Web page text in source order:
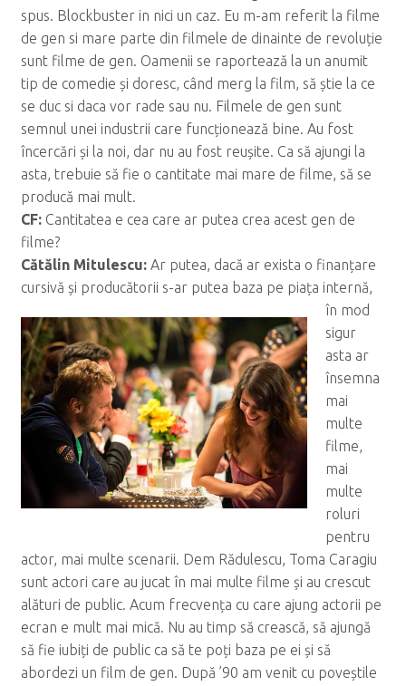
spus. Blockbuster in nici un caz. Eu m-am referit la filme
de gen si mare parte din filmele de dinainte de revoluție
sunt filme de gen. Oamenii se raportează la un anumit
tip de comedie și doresc, când merg la film, să știe la ce
se duc si daca vor rade sau nu. Filmele de gen sunt
semnul unei industrii care funcționează bine. Au fost
încercări și la noi, dar nu au fost reușite. Ca să ajungi la
asta, trebuie să fie o cantitate mai mare de filme, să se
producă mai mult.
CF: Cantitatea e cea care ar putea crea acest gen de
filme?
Cătălin Mitulescu: Ar putea, dacă ar exista o finanțare
cursivă și producătorii s-ar putea baza pe piața internă,
în mod
sigur
asta ar
însemna
mai
multe
filme,
mai
multe
roluri
pentru
actor, mai multe scenarii. Dem Rădulescu, Toma Caragiu
sunt actori care au jucat în mai multe filme și au crescut
alături de public. Acum frecvența cu care ajung actorii pe
ecran e mult mai mică. Nu au timp să crească, să ajungă
să fie iubiți de public ca să te poți baza pe ei și să
abordezi un film de gen. După ’90 am venit cu poveștile